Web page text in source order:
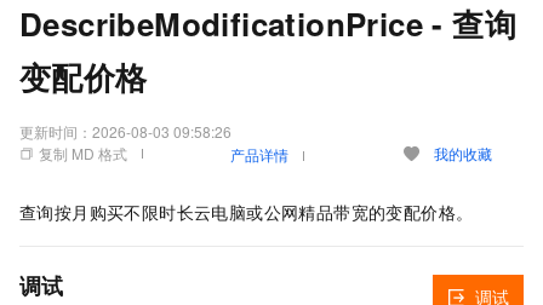
DescribeModificationPrice - 查询
变配价格
更新时间： 2026-08-03 09:58:26
复制 MD 格式
产品详情 我的收藏
查询按月购买不限时长云电脑或公网精品带宽的变配价格。
调试 调试